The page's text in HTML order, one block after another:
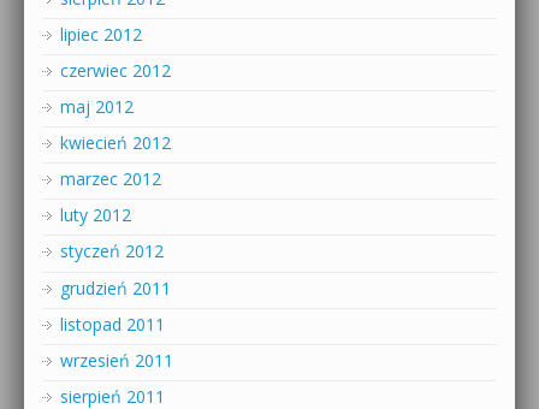
lipiec 2012
czerwiec 2012
maj 2012
kwiecień 2012
marzec 2012
luty 2012
styczeń 2012
grudzień 2011
listopad 2011
wrzesień 2011
sierpień 2011